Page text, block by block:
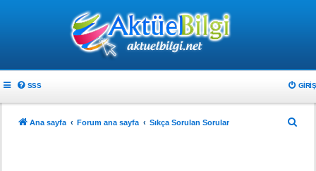
SSS GIRIŞ
Ana sayfa Forum ana sayfa Sıkça Sorulan Sorular